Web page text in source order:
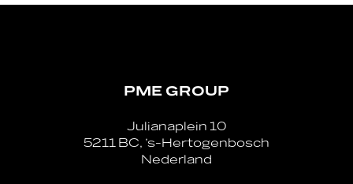
PME GROUP
Julianaplein 10
5211 BC, ’s-Hertogenbosch
Nederland